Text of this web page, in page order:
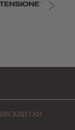
БИСКВИТКИ